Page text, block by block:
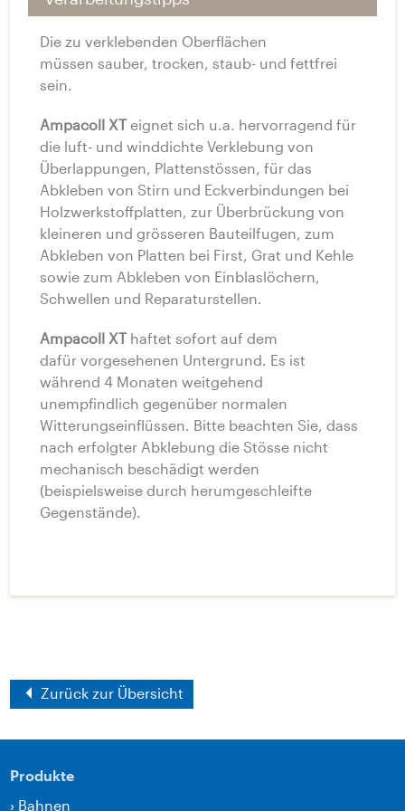
Die zu verklebenden Oberflächen
müssen sauber, trocken, staub- und fettfrei
sein.
Ampacoll XT eignet sich u.a. hervorragend für
die luft- und winddichte Verklebung von
Überlappungen, Plattenstössen, für das
Abkleben von Stirn und Eckverbindungen bei
Holzwerkstoffplatten, zur Überbrückung von
kleineren und grösseren Bauteilfugen, zum
Abkleben von Platten bei First, Grat und Kehle
sowie zum Abkleben von Einblaslöchern,
Schwellen und Reparaturstellen.
Ampacoll XT haftet sofort auf dem
dafür vorgesehenen Untergrund. Es ist
während 4 Monaten weitgehend
unempfindlich gegenüber normalen
Witterungseinflüssen. Bitte beachten Sie, dass
nach erfolgter Abklebung die Stösse nicht
mechanisch beschädigt werden
(beispielsweise durch herumgeschleifte
Gegenstände).
Zurück zur Übersicht
Produkte
› Bahnen